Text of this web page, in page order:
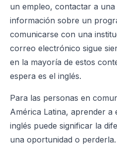
un empleo, contactar a
información sobre un
comunicarse con una
correo electrónico sigue
en la mayoría de estos
espera es el inglés.
Para las personas en
América Latina, aprender
inglés puede significar la
una oportunidad o